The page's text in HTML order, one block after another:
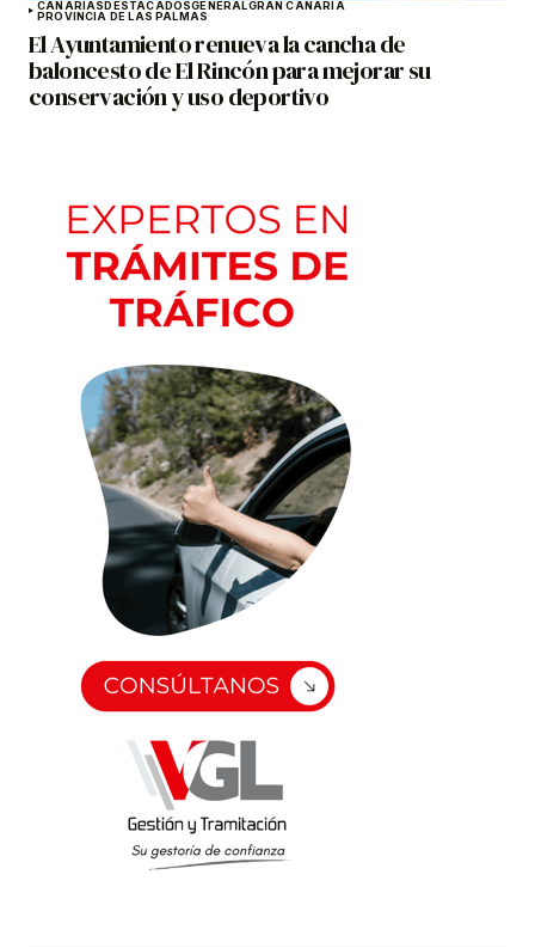
CANARIASDESTACADOSGENERALGRAN CANARIA
PROVINCIA DE LAS PALMAS
El Ayuntamiento renueva la cancha de
baloncesto de El Rincón para mejorar su
conservación y uso deportivo